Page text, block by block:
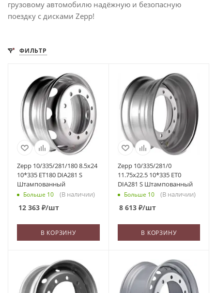
грузовому автомобилю надёжную и безопасную
поездку с дисками Zepp!
ФИЛЬТР
Zepp 10/335/281/180 8.5x24
10*335 ET180 DIA281 S
Штампованный
Больше 10 (В наличии)
12 363 ₽/шт
В КОРЗИНУ
Zepp 10/335/281/0
11.75x22.5 10*335 ET0
DIA281 S Штампованный
Больше 10 (В наличии)
8 613₽/шт
В КОРЗИНУ